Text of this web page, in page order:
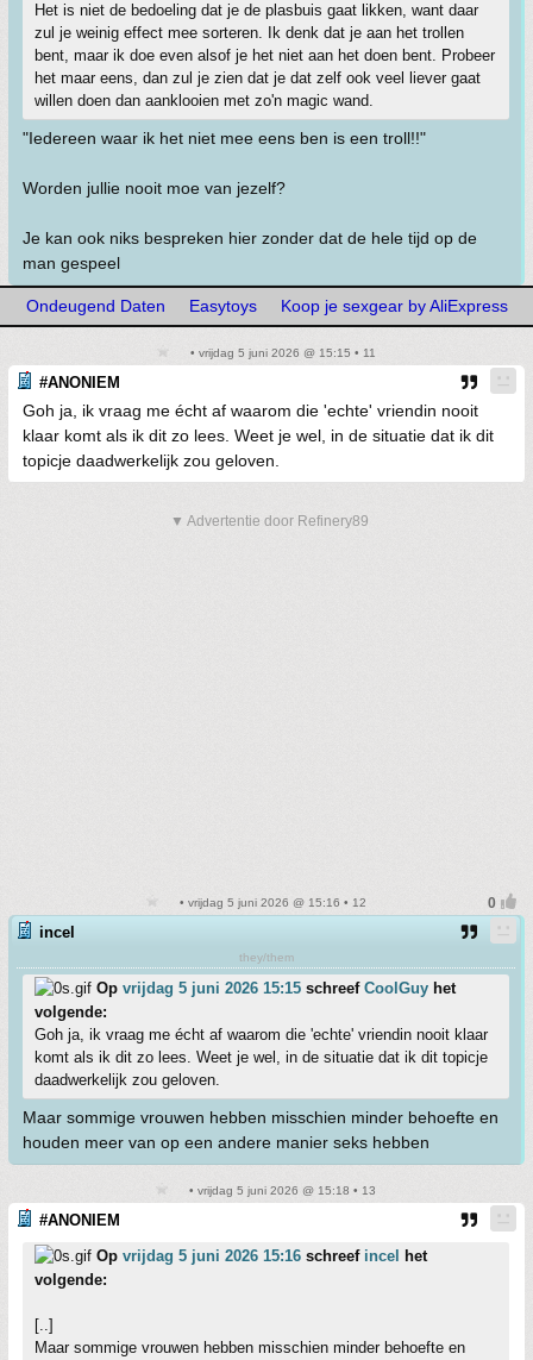
Het is niet de bedoeling dat je de plasbuis gaat likken, want daar
zul je weinig effect mee sorteren. Ik denk dat je aan het trollen
bent, maar ik doe even alsof je het niet aan het doen bent. Probeer
het maar eens, dan zul je zien dat je dat zelf ook veel liever gaat
willen doen dan aanklooien met zo'n magic wand.
"Iedereen waar ik het niet mee eens ben is een troll!!"
Worden jullie nooit moe van jezelf?
Je kan ook niks bespreken hier zonder dat de hele tijd op de
man gespeel
Ondeugend Daten Easytoys Koop je sexgear by AliExpress
• vrijdag 5 juni 2026 @ 15:15 • 11
#ANONIEM
Goh ja, ik vraag me écht af waarom die 'echte' vriendin nooit
klaar komt als ik dit zo lees. Weet je wel, in de situatie dat ik dit
topicje daadwerkelijk zou geloven.
▼ Advertentie door Refinery89
• vrijdag 5 juni 2026 @ 15:16 • 12
incel
they/them
Op vrijdag 5 juni 2026 15:15 schreef CoolGuy het
volgende:
Goh ja, ik vraag me écht af waarom die 'echte' vriendin nooit klaar
komt als ik dit zo lees. Weet je wel, in de situatie dat ik dit topicje
daadwerkelijk zou geloven.
Maar sommige vrouwen hebben misschien minder behoefte en
houden meer van op een andere manier seks hebben
• vrijdag 5 juni 2026 @ 15:18 • 13
#ANONIEM
Op vrijdag 5 juni 2026 15:16 schreef incel
het
volgende:
[..]
Maar sommige vrouwen hebben misschien minder behoefte en